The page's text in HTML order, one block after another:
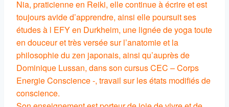
Nia, praticienne en Reiki, elle continue à écrire et est
toujours avide d’apprendre, ainsi elle poursuit ses
études à l EFY en Durkheim, une lignée de yoga toute
en douceur et très versée sur l’anatomie et la
philosophie du zen japonais, ainsi qu’auprès de
Dominique Lussan, dans son cursus CEC – Corps
Energie Conscience -, travail sur les états modifiés de
conscience.